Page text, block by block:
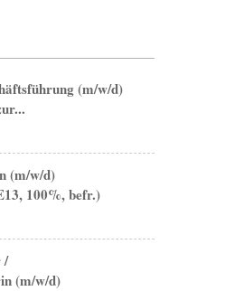
(m/w/d)
(m/w/d)
100%, befr.)
/
(m/w/d)